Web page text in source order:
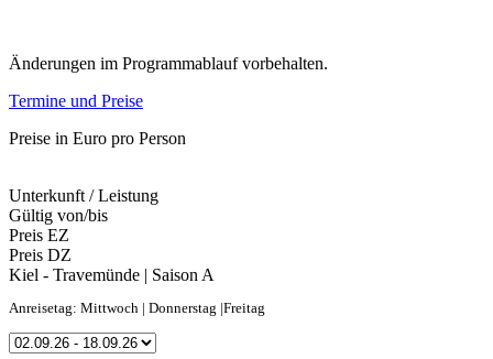
Änderungen im Programmablauf vorbehalten.
Termine und Preise
Preise in Euro pro Person
Unterkunft / Leistung
Gültig von/bis
Preis EZ
Preis DZ
Kiel - Travemünde | Saison A
Anreisetag: Mittwoch | Donnerstag |Freitag